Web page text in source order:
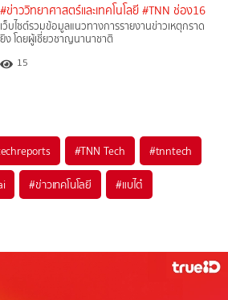
#ข่าววิทยาศาสตร์และเทคโนโลยี #TNN ช่อง16
เว็บไซต์รวมข้อมูลแนวทางการรายงานข่าวเหตุกราด
ยิง โดยผู้เชี่ยวชาญนานาชาติ
15
#TNN Tech #tnntech
#ข่าวเทคโนโลยี #แบไต๋